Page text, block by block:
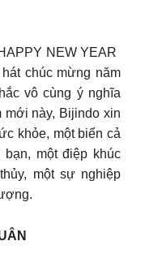
NEW YEAR
chúc mừng năm
vô cùng ý nghĩa
mới này, Bijindo xin
khỏe, một biển cả
một điệp khúc
một sự nghiệp